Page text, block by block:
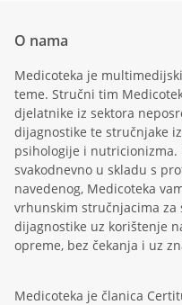
O nama
Medicoteka je
teme. Stručni tim
djelatnike iz sektora
dijagnostike te stručnjake
psihologije i nutricionizma.
svakodnevno u skladu s
navedenog, Medicoteka
vrhunskim stručnjacima za
dijagnostike uz korištenje
opreme, bez čekanja i uz
Medicoteka je članica